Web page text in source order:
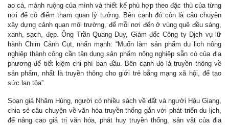
ao cá, mảnh ruộng của mình và thiết kế phù hợp theo đặc thù của từng
nơi để có điểm tham quan lý tưởng. Bên cạnh đó còn là câu chuyện
xây dựng cảnh quan môi trường, để mỗi nơi đến ở vùng quê đều sáng,
xanh, sạch, đẹp. Ông Trần Quang Duy, Giám đốc Công ty Dịch vụ lữ
hành Chim Cánh Cụt, nhấn mạnh: “Muốn làm sản phẩm du lịch nông
nghiệp thành công cần tận dụng sản phẩm nông nghiệp sẵn có của địa
phương để tiết kiệm chi phí ban đầu. Bên cạnh đó là truyền thông về
sản phẩm, nhất là truyền thông cho giới trẻ bằng mạng xã hội, để tạo
sức lan tỏa”.
Soạn giả Nhâm Hùng, người có nhiều sách về đất và người Hậu Giang,
chia sẻ câu chuyện về văn hóa truyền thống gắn với phát triển du lịch,
để nâng cao giá trị văn hóa, phát huy truyền thống, sản vật của địa